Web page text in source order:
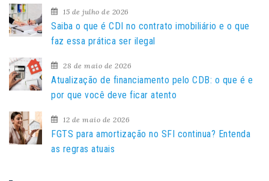
p
o
:
15 de julho de 2026
Saiba o que é CDI no contrato imobiliário e o que
faz essa prática ser ilegal
28 de maio de 2026
Atualização de financiamento pelo CDB: o que é e
por que você deve ficar atento
12 de maio de 2026
FGTS para amortização no SFI continua? Entenda
as regras atuais